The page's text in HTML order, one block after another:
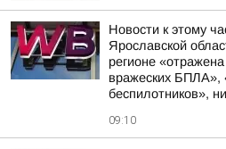
Новости к этому
Ярославской
регионе
вражеских БПЛА»,
беспилотников»,
09:10